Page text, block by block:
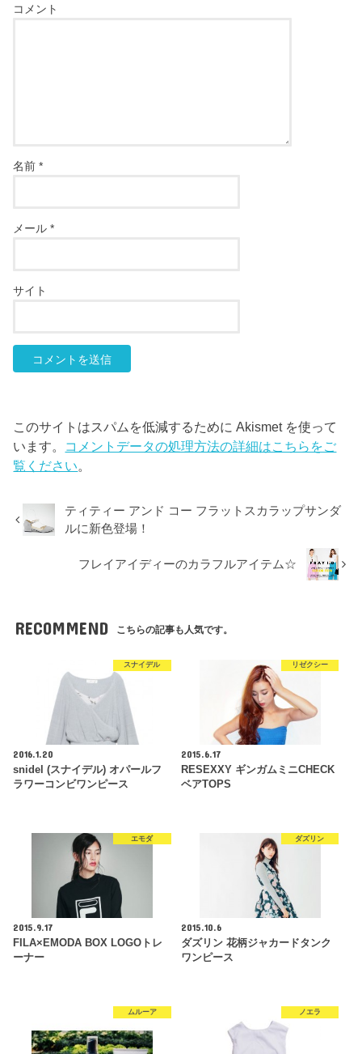
コメント
名前*
メール*
サイト
このサイトはスパムを低減するために Akismet を使って
います。 コメントデータの処理方法の詳細はこちらをご
覧ください。
ティティー アンド コー フラットスカラップサンダ
ルに新色登場！
フレイアイディーのカラフルアイテム☆
RECOMMEND こちらの記事も人気です。
スナイデル
2016.1.20
snidel (スナイデル) オパールフ
ラワーコンビワンピース
リゼクシー
2015.6.17
RESEXXY ギンガムミニCHECK
ベアTOPS
エモダ
2015.9.17
FILA×EMODA BOX LOGOトレ
ーナー
ダズリン
2015.10.6
ダズリン 花柄ジャカードタンク
ワンピース
ムルーア ノエラ